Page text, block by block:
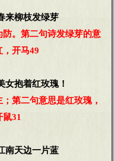
来柳枝发绿芽
。第二句诗发绿芽的意
开马49
女抱着红玫瑰！
第二句意思是红玫瑰，
鼠31
南天边一片蓝